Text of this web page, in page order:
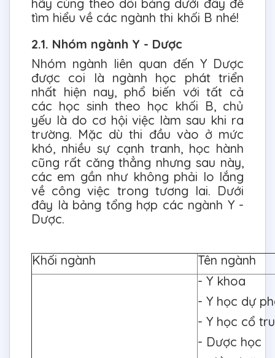
hãy cùng theo dõi bảng dưới đây để
tìm hiểu về các ngành thi khối B nhé!
2.1. Nhóm ngành Y - Dược
Nhóm ngành liên quan đến Y Dược
được coi là ngành học phát triển
nhất hiện nay, phổ biến với tất cả
các học sinh theo học khối B, chủ
yếu là do cơ hội việc làm sau khi ra
trường. Mặc dù thi đầu vào ở mức
khó, nhiều sự cạnh tranh, học hành
cũng rất căng thẳng nhưng sau này,
các em gần như không phải lo lắng
về công việc trong tương lai. Dưới
đây là bảng tổng hợp các ngành Y -
Dược.
Khối ngành
Tên ngành
- Y khoa
- Y học dự
- Y học cổ
- Dược học